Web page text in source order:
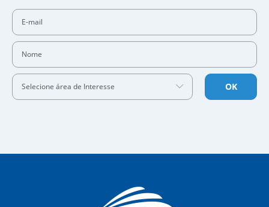
Selecione área de Interesse OK